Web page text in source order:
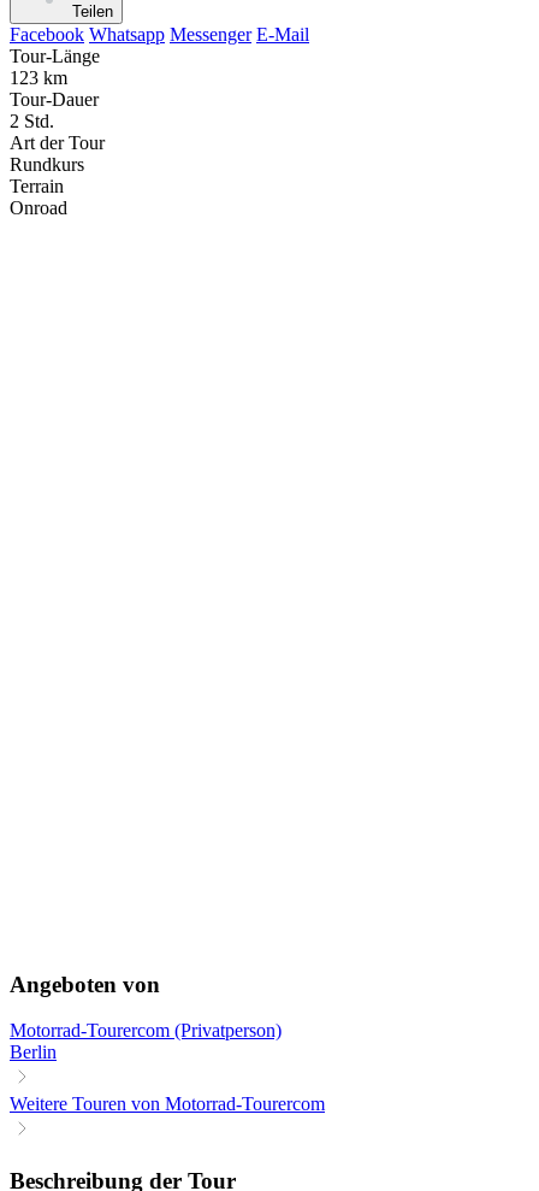
Teilen
Facebook Whatsapp Messenger E-Mail
Tour-Länge
123 km
Tour-Dauer
2 Std.
Art der Tour
Rundkurs
Terrain
Onroad
Angeboten von
Motorrad-Tourercom (Privatperson)
Berlin
Weitere Touren von Motorrad-Tourercom
Beschreibung der Tour